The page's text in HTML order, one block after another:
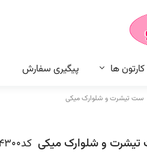
کارتون ها پیگیری سفارش
ست تیشرت و شلوارک میکی
و شلوارک میکی کد